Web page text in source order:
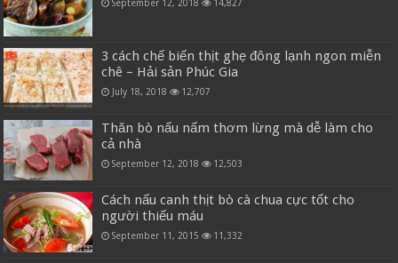
September 12, 2018 14,827
3 cách chế biến thịt ghẹ đông lạnh ngon miễn
chê – Hải sản Phúc Gia
July 18, 2018 12,707
Thăn bò nấu nấm thơm lừng mà dễ làm cho
cả nhà
September 12, 2018 12,503
Cách nấu canh thịt bò cà chua cực tốt cho
người thiếu máu
September 11, 2015 11,332